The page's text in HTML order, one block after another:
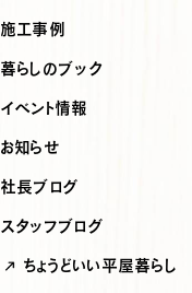
施工事例
暮らしのブック
イベント情報
お知らせ
社長ブログ
スタッフブログ
ちょうどいい平屋暮らし